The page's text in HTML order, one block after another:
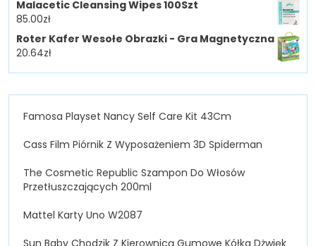
Malacetic Cleansing Wipes 100Szt
85.00zł
Roter Kafer Wesołe Obrazki - Gra Magnetyczna
20.64zł
Famosa Playset Nancy Self Care Kit 43Cm
Cass Film Piórnik Z Wyposażeniem 3D Spiderman
The Cosmetic Republic Szampon Do Włosów
Przetłuszczających 200ml
Mattel Karty Uno W2087
Sun Baby Chodzik Z Kierownicą Gumowe Kółka Dżwięk